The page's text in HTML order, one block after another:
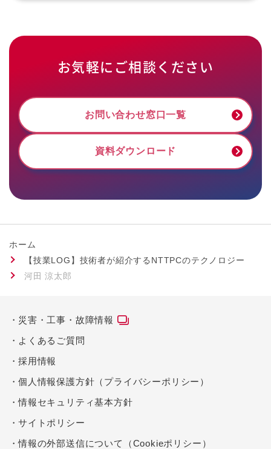
お気軽にご相談ください
お問い合わせ窓口一覧
資料ダウンロード
ホーム
【技業LOG】技術者が紹介するNTTPCのテクノロジー
河田 涼太郎
災害・工事・故障情報
よくあるご質問
採用情報
個人情報保護方針（プライバシーポリシー）
情報セキュリティ基本方針
サイトポリシー
情報の外部送信について（Cookieポリシー）